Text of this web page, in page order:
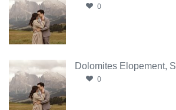
0
Dolomites Elopement,
0